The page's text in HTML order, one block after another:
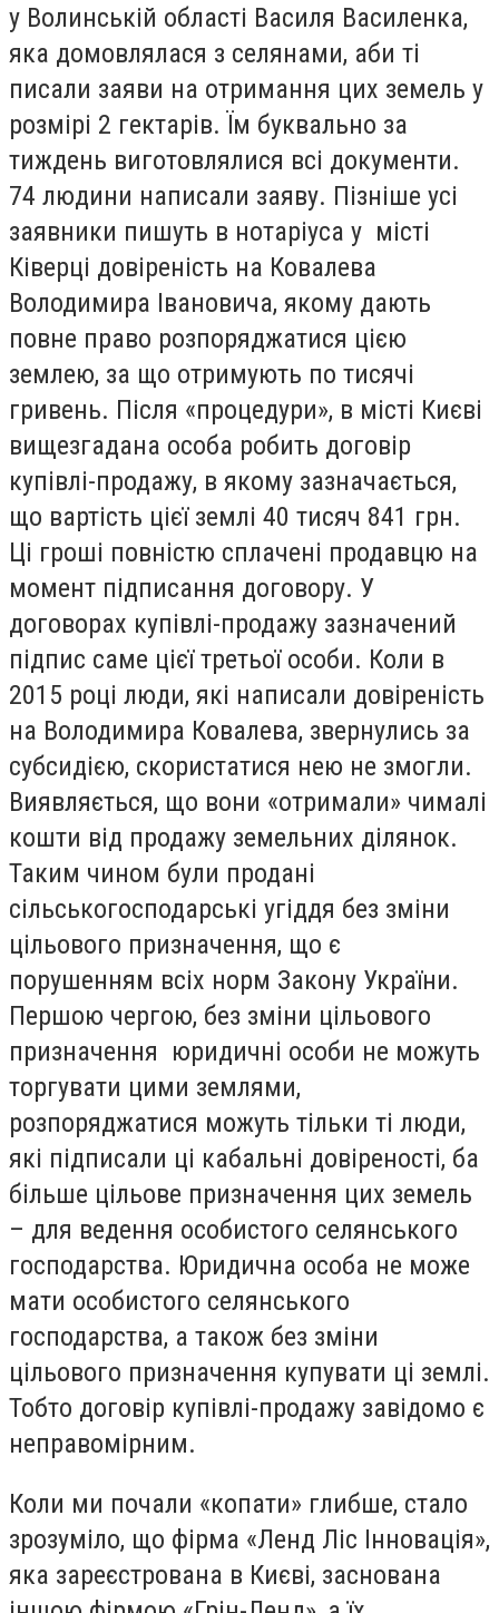
у Волинській області Василя Василенка,
яка домовлялася з селянами, аби ті
писали заяви на отримання цих земель у
розмірі 2 гектарів. Їм буквально за
тиждень виготовлялися всі документи.
74 людини написали заяву. Пізніше усі
заявники пишуть в нотаріуса у місті
Ківерці довіреність на Ковалева
Володимира Івановича, якому дають
повне право розпоряджатися цією
землею, за що отримують по тисячі
гривень. Після «процедури», в місті Києві
вищезгадана особа робить договір
купівлі-продажу, в якому зазначається,
що вартість цієї землі 40 тисяч 841 грн.
Ці гроші повністю сплачені продавцю на
момент підписання договору. У
договорах купівлі-продажу зазначений
підпис саме цієї третьої особи. Коли в
2015 році люди, які написали довіреність
на Володимира Ковалева, звернулись за
субсидією, скористатися нею не змогли.
Виявляється, що вони «отримали» чималі
кошти від продажу земельних ділянок.
Таким чином були продані
сільськогосподарські угіддя без зміни
цільового призначення, що є
порушенням всіх норм Закону України.
Першою чергою, без зміни цільового
призначення юридичні особи не можуть
торгувати цими землями,
розпоряджатися можуть тільки ті люди,
які підписали ці кабальні довіреності, ба
більше цільове призначення цих земель
– для ведення особистого селянського
господарства. Юридична особа не може
мати особистого селянського
господарства, а також без зміни
цільового призначення купувати ці землі.
Тобто договір купівлі-продажу завідомо є
неправомірним.
Коли ми почали «копати» глибше, стало
зрозуміло, що фірма «Ленд Ліс Інновація»,
яка зареєстрована в Києві, заснована